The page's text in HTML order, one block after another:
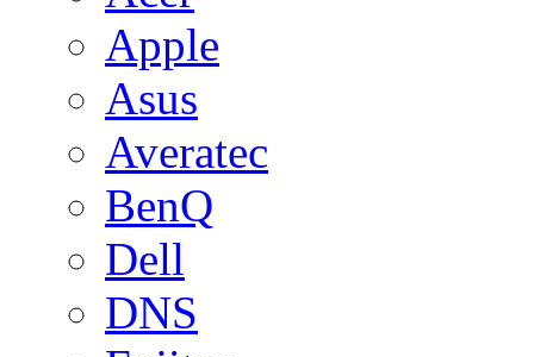
Apple
Asus
Averatec
BenQ
Dell
DNS